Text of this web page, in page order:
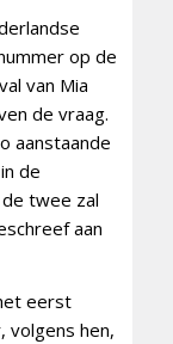
op de
van Mia
de vraag.
aanstaande
de
twee zal
aan
eerst
volgens hen,